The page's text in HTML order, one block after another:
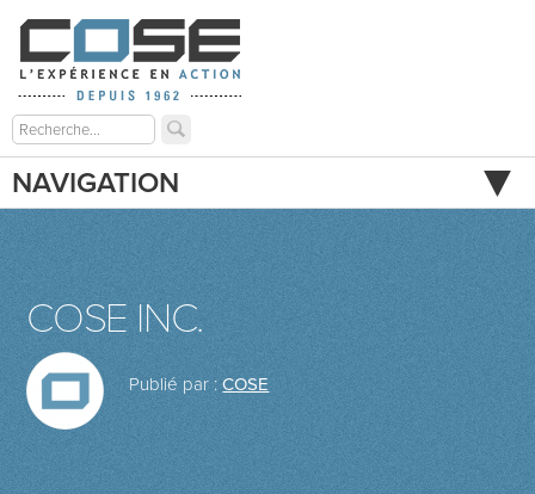
NAVIGATION
COSE INC.
Publié par :COSE